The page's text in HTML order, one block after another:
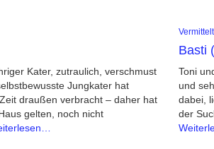
Kater, zutraulich, verschmust
Jungkater hat
draußen verbracht – daher hat
gelten, noch nicht
Vermittelt
Basti
Toni
und
dabei,
der